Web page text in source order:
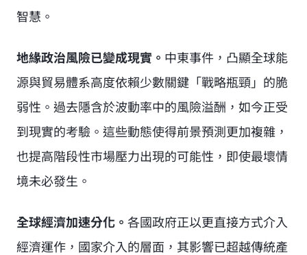
智慧。
地緣政治風險已變成現實。 中東事件，凸顯全球能
源與貿易體系高度依賴少數關鍵「戰略瓶頸」的脆
弱性。過去隱含於波動率中的風險溢酬，如今正受
到現實的考驗。這些動態使得前景預測更加複雜，
也提高階段性市場壓力出現的可能性，即使最壞情
境未必發生。
全球經濟加速分化。 各國政府正以更直接方式介入
經濟運作，國家介入的層面，其影響已超越傳統產